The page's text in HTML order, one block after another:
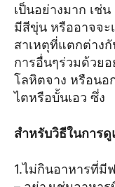
เป็นอย่างมาก เช่
มีสีขุ่น หรืออาจจะ
สาเหตุที่แตกต่าง
การอื่นๆร่วมด้วย
โลหิตจาง หรือนอ
ไตหรือบั้นเอว ซึ่ง
สำหรับวิธีในการ
1.ไม่กินอาหารที่มี